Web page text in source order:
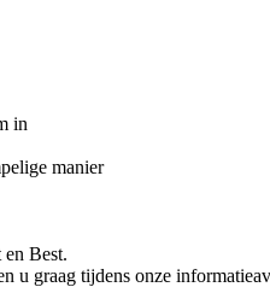
in
manier
Best.
u graag tijdens onze